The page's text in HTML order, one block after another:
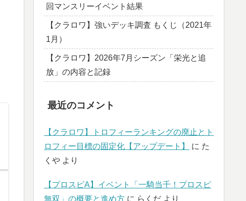
回マンスリーイベント結果
【クラロワ】強いデッキ調査 もくじ（2021年
1月）
【クラロワ】2026年7月シーズン「栄光と追
放」の内容と記録
最近のコメント
【クラロワ】トロフィーランキングの廃止とト
ロフィー目標の固定化【アップデート】
に た
くや より
【プロスピA】イベント「一騎当千！プロスピ
無双」の概要と進め方 に らくだ より